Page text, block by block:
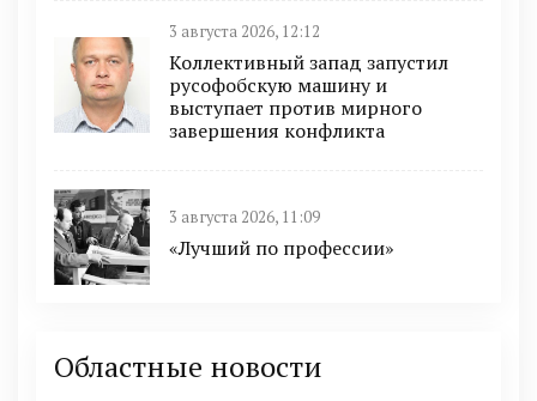
3 августа 2026, 12:12
Коллективный запад запустил
русофобскую машину и
выступает против мирного
завершения конфликта
3 августа 2026, 11:09
«Лучший по профессии»
Областные новости